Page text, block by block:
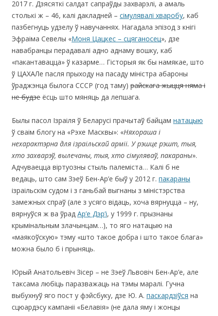
2017 г. Дзясяткі салдат сапраўды захварэлі, а амаль
столькі ж – 46, калі дакладней – сімулявалі хваробу, каб
пазбегнуць удзелу ў навучаннях. Нагадала эпізод з кнігі
Эфраіма Севелы «Моня Цацкес – сцяганосец», дзе
навабранцы перадавалі адно аднаму вошку, каб
«пакантавацца» ў казарме… Гісторыя як бы намякае, што
ў ЦАХАЛе пасля прыходу на пасаду міністра абароны
ўраджэнца былога СССР (год таму) райскага жыцця няма і
не будзе ёсць што мяняць да лепшага.
Былы пасол Ізраіля ў Беларусі прачытаў байцам натацыю
ў сваім блогу на «Рэхе Масквы»: «Няхораша і
нехарактэрна для ізраільскай арміі. У рэшце рэшт, тыя,
хто захварэў, вылечаны, тыя, хто сімуляваў, пакараны».
Адчуваецца віртуозны стыль палеміста… Калі б не
ведаць, што сам Зэеў Бен-Ар’е быў у 2012 г. пакараны
ізраільскім судом і з ганьбай выгнаны з міністэрства
замежных спраў (але з усяго відаць, хоча вярнуцца – ну,
вярнуўся ж ва ўрад Ар’е Дэр’і, у 1999 г. прызнаны
крымінальным злачынцам…), то яго натацыю на
«маякоўскую» тэму «што такое добра і што такое блага»
можна было б і прыняць.
Юрый Анатольевіч Зісер – не Зэеў Львовіч Бен-Ар’е, але
таксама любіць паразважаць на тэмы маралі. Гучна
выбухнуў яго пост у фэйсбуку, дзе Ю. А. паскардзіўся на
сцюардэсу кампаніі «Белавія» (не дала яму і жонцы